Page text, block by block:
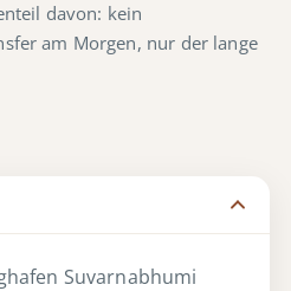
davon: kein
am Morgen, nur der lange
Suvarnabhumi